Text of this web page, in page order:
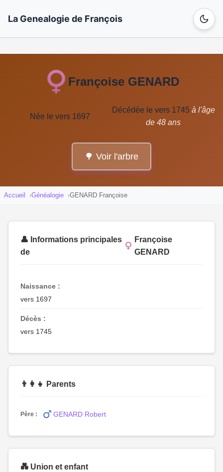
La Genealogie de François
Françoise GENARD
Née le vers 1697
Décédée le vers 1745 à l'âge
de 48 ans
🌳 Voir l'arbre
Accueil Généalogie GENARD Françoise
👤 Informations principales
de
Françoise
GENARD
Naissance :
vers 1697
Décès :
vers 1745
👨‍👩‍👧 Parents
Père : GENARD Robert
💑 Union et enfant